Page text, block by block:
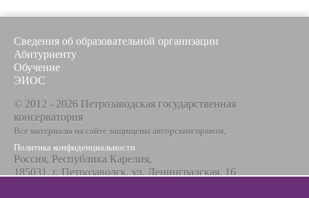
Сведения об образовательной организации
Абитуриенту
Обучение
ЭИОС
© 2012 - 2026 Петрозаводская государственная
консерватория
Все материалы на сайте защищены авторским правом,
Политика конфиденциальности
Россия, Республика Карелия,
185031, г. Петрозаводск, ул. Ленинградская, 16